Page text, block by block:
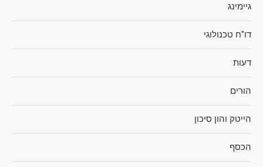
גיימינג
דו"ח טכנולוגי
דעות
הורים
הייטק והון סיכון
הכסף